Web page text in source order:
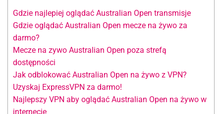
Gdzie najlepiej oglądać Australian Open transmisje
Gdzie oglądać Australian Open mecze na żywo za
darmo?
Mecze na zywo Australian Open poza strefą
dostępności
Jak odblokować Australian Open na żywo z VPN?
Uzyskaj ExpressVPN za darmo!
Najlepszy VPN aby oglądać Australian Open na żywo w
internecie